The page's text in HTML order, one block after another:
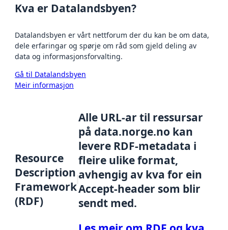
Kva er Datalandsbyen?
Datalandsbyen er vårt nettforum der du kan be om data,
dele erfaringar og spørje om råd som gjeld deling av
data og informasjonsforvalting.
Gå til Datalandsbyen
Meir informasjon
Resource
Description
Framework
(RDF)
Alle URL-ar til ressursar
på data.norge.no kan
levere RDF-metadata i
fleire ulike format,
avhengig av kva for ein
Accept-header som blir
sendt med.